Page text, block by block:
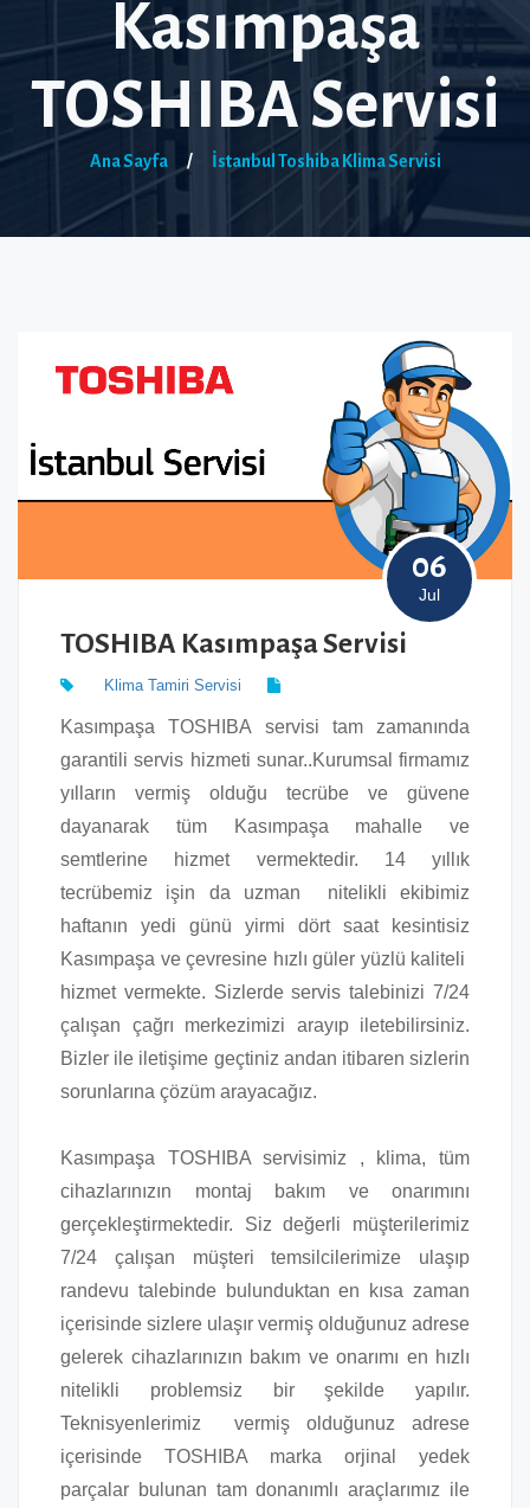
Kasımpaşa
TOSHIBA Servisi
Ana Sayfa / İstanbul Toshiba Klima Servisi
06
Jul
TOSHIBA Kasımpaşa Servisi
Klima Tamiri Servisi
Kasımpaşa TOSHIBA servisi tam zamanında
garantili servis hizmeti sunar..Kurumsal firmamız
yılların vermiş olduğu tecrübe ve güvene
dayanarak tüm Kasımpaşa mahalle ve
semtlerine hizmet vermektedir. 14 yıllık
tecrübemiz işin da uzman nitelikli ekibimiz
haftanın yedi günü yirmi dört saat kesintisiz
Kasımpaşa ve çevresine hızlı güler yüzlü kaliteli
hizmet vermekte. Sizlerde servis talebinizi 7/24
çalışan çağrı merkezimizi arayıp iletebilirsiniz.
Bizler ile iletişime geçtiniz andan itibaren sizlerin
sorunlarına çözüm arayacağız.
Kasımpaşa TOSHIBA servisimiz , klima, tüm
cihazlarınızın montaj bakım ve onarımını
gerçekleştirmektedir. Siz değerli müşterilerimiz
7/24 çalışan müşteri temsilcilerimize ulaşıp
randevu talebinde bulunduktan en kısa zaman
içerisinde sizlere ulaşır vermiş olduğunuz adrese
gelerek cihazlarınızın bakım ve onarımı en hızlı
nitelikli problemsiz bir şekilde yapılır.
Teknisyenlerimiz vermiş olduğunuz adrese
içerisinde TOSHIBA marka orjinal yedek
parçalar bulunan tam donanımlı araçlarımız ile